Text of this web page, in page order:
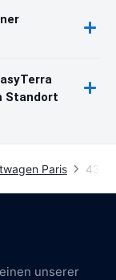
Standort
Paris 43A
unserer